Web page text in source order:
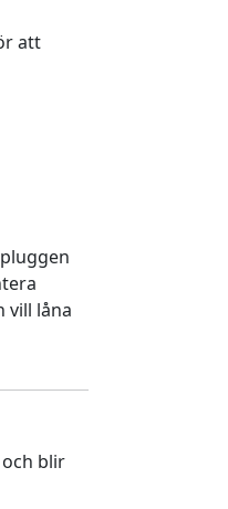
att
vill låna
blir